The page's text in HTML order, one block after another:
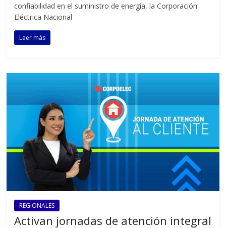
confiabilidad en el suministro de energía, la Corporación
Eléctrica Nacional
Leer más
REGIONALES
Activan jornadas de atención integral